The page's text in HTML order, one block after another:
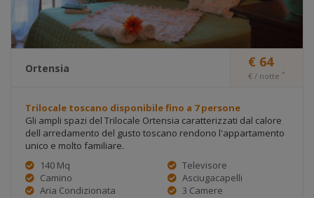
Ortensia € 64
€ / notte *
Trilocale toscano disponibile fino a 7 persone
Gli ampli spazi del Trilocale Ortensia caratterizzati dal calore
dell arredamento del gusto toscano rendono l'appartamento
unico e molto familiare.
140 Mq
Camino
Aria Condizionata
Televisore
Asciugacapelli
3 Camere